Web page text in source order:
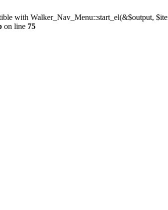
with Walker_Nav_Menu::start_el(&$output,
on line 75